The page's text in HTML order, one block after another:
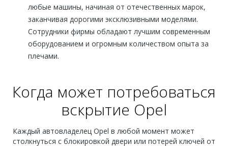
любые машины, начиная от отечественных марок,
заканчивая дорогими эксклюзивными моделями.
Сотрудники фирмы обладают лучшим современным
оборудованием и огромным количеством опыта за
плечами.
Когда может потребоваться
вскрытие Opel
Каждый автовладелец Opel в любой момент может
столкнуться с блокировкой двери или потерей ключей от